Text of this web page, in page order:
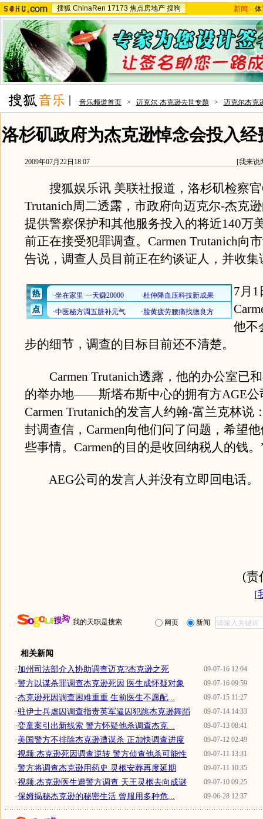
搜狐 ChinaRen 17173 焦点房地产 搜狗 新闻 -
音乐频道首页 > 迈克尔·杰克逊去世专题 > 迈克尔杰克
洛杉矶政府为杰克逊悼念会投入经
2009年07月22日18:07 [我来说
搜狐娱乐讯 美联社报道，洛杉矶检察官
Trutanich周二透露，市政府向迈克尔-杰克
提供警察保护和其他服务投入的将近140万
前正在接受犯罪调查。Carmen Trutanich向
告说，调查人员目前正在约谈证人，并收集
7月1
他不
步的细节，调查的目标目前还不清楚。
Carmen Trutanich透露，他的办公室已
的举办地——斯塔布斯中心的拥有方AGE公
Carmen Trutanich的发言人约翰-富兰克林说
封调查信，Carmen向他们问了问题，希望
些事情。Carmen的目的是收回纳税人的钱。
AEG公司的发言人并没有立即回电话。
(责
[
我的天职是搜索 网页 新闻
相关新闻
09-07-16 12:04
·加州司法部介入协助调查迈克?杰克逊之死
09-07-16 09:59
·警方以谋杀罪调查杰克逊死因 医生成怀疑对象
09-07-15 11:27
·杰克逊死因调查困难重重 生前医生不愿配...
09-07-14 14:33
·驻伊士兵虐囚调查指责英军逼囚犯跳杰克逊舞蹈
09-07-13 08:41
·娈童案引出新线索 警方怀疑他杀调查杰克...
09-07-12 02:49
·美国警方不排除杰克逊遭谋杀 正加快调查进度
09-07-11 13:31
·视频:杰克逊死因调查逆转 警方侦查他杀可能性
09-07-11 10:35
·警方将调查杰克逊用药史 灵柩安葬再度延期
09-07-10 09:25
·视频:杰克逊医生遭警方调查 天王灵柩去向成谜
09-06-28 12:37
·保姆揭秘杰克逊的秘密生活 曾服用多种危...